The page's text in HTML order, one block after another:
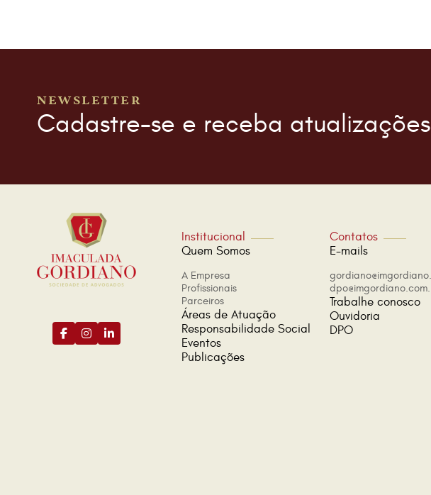
NEWSLETTER
Cadastre-se e receba atualizações
Institucional
Quem Somos
A Empresa
Profissionais
Parceiros
Áreas de Atuação
Responsabilidade Social
Eventos
Publicações
Contatos
E-mails
Trabalhe conosco
Ouvidoria
DPO